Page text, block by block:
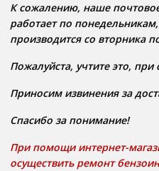
К сожалению, наше
работает по
производится со вторника
Пожалуйста, учтите это, при
Приносим извинения за
Спасибо за понимание!
При помощи интернет-
осуществить ремонт